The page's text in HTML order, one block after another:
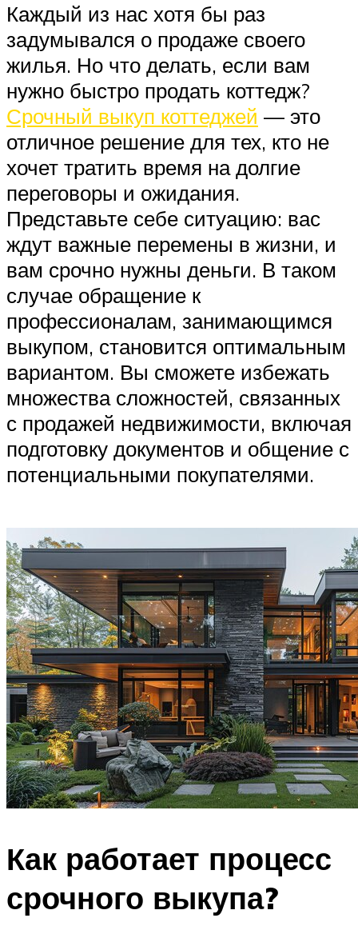
Каждый из нас хотя бы раз
задумывался о продаже своего
жилья. Но что делать, если вам
нужно быстро продать коттедж?
Срочный выкуп коттеджей — это
отличное решение для тех, кто не
хочет тратить время на долгие
переговоры и ожидания.
Представьте себе ситуацию: вас
ждут важные перемены в жизни, и
вам срочно нужны деньги. В таком
случае обращение к
профессионалам, занимающимся
выкупом, становится оптимальным
вариантом. Вы сможете избежать
множества сложностей, связанных
с продажей недвижимости, включая
подготовку документов и общение с
потенциальными покупателями.
Как работает процесс
срочного выкупа?